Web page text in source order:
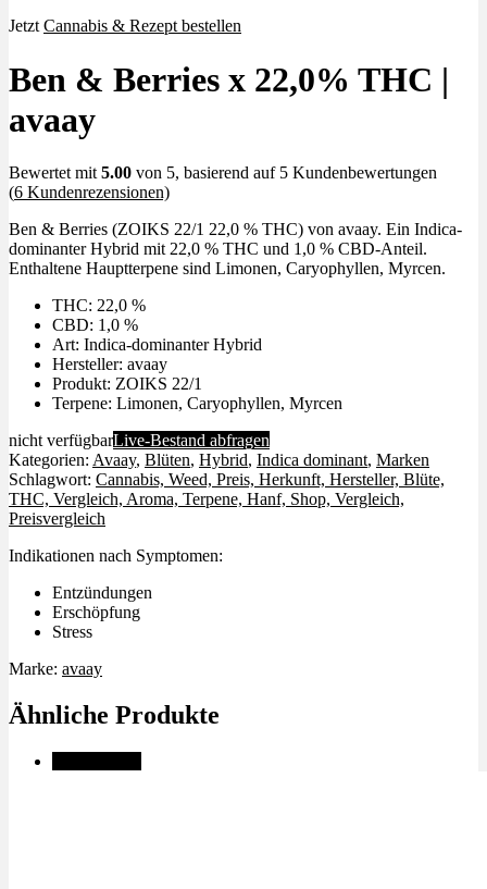
Jetzt Cannabis & Rezept bestellen
Ben & Berries x 22,0% THC |
avaay
Bewertet mit 5.00 von 5, basierend auf 5 Kundenbewertungen
(6 Kundenrezensionen)
Ben & Berries (ZOIKS 22/1 22,0 % THC) von avaay. Ein Indica-
dominanter Hybrid mit 22,0 % THC und 1,0 % CBD-Anteil.
Enthaltene Hauptterpene sind Limonen, Caryophyllen, Myrcen.
THC: 22,0 %
CBD: 1,0 %
Art: Indica-dominanter Hybrid
Hersteller: avaay
Produkt: ZOIKS 22/1
Terpene: Limonen, Caryophyllen, Myrcen
nicht verfügbarLive-Bestand abfragen
Kategorien: Avaay, Blüten, Hybrid, Indica dominant, Marken
Schlagwort: Cannabis, Weed, Preis, Herkunft, Hersteller, Blüte,
THC, Vergleich, Aroma, Terpene, Hanf, Shop, Vergleich,
Preisvergleich
Indikationen nach Symptomen:
Entzündungen
Erschöpfung
Stress
Marke: avaay
Ähnliche Produkte